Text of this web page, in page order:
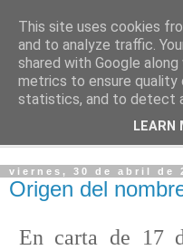
Blog personal de Emilio
viernes, 30 de abril de
Origen del
En carta de 17
This site uses cookies
and to analyze traffic.
shared with Google
metrics to ensure quality
statistics, and to detect
LEARN